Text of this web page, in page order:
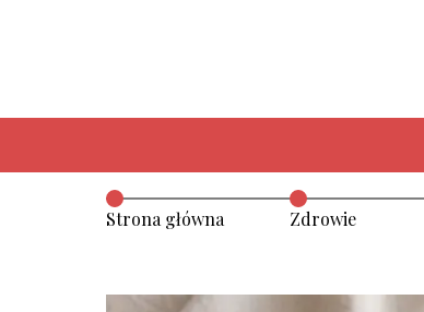
Strona główna Zdrowie